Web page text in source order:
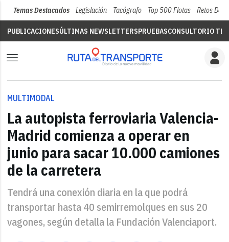
Temas Destacados Legislación Tacógrafo Top 500 Flotas Retos Del
PUBLICACIONESÚLTIMAS NEWSLETTERSPRUEBASCONSULTORIO
MULTIMODAL
La autopista ferroviaria Valencia-
Madrid comienza a operar en
junio para sacar 10.000 camiones
de la carretera
Tendrá una conexión diaria en la que podrá
transportar hasta 40 semirremolques en sus 20
vagones, según detalla la Fundación Valenciaport.